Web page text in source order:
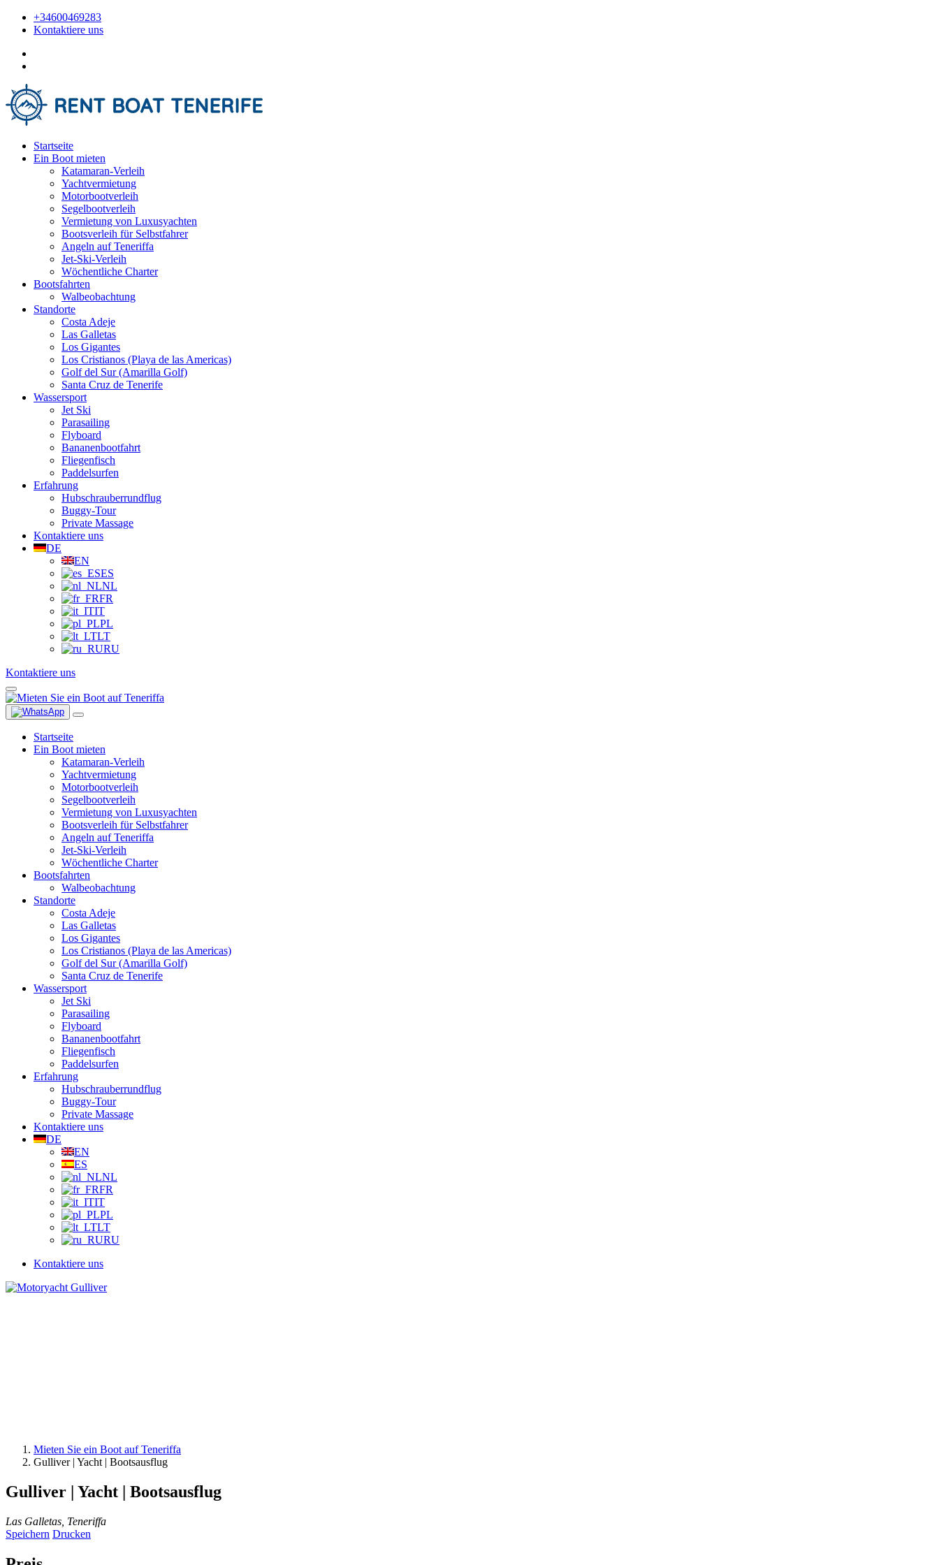
+34600469283
Kontaktiere uns
Startseite
Ein Boot mieten
Katamaran-Verleih
Yachtvermietung
Motorbootverleih
Segelbootverleih
Vermietung von Luxusyachten
Bootsverleih für Selbstfahrer
Angeln auf Teneriffa
Jet-Ski-Verleih
Wöchentliche Charter
Bootsfahrten
Walbeobachtung
Standorte
Costa Adeje
Las Galletas
Los Gigantes
Los Cristianos (Playa de las Americas)
Golf del Sur (Amarilla Golf)
Santa Cruz de Tenerife
Wassersport
Jet Ski
Parasailing
Flyboard
Bananenbootfahrt
Fliegenfisch
Paddelsurfen
Erfahrung
Hubschrauberrundflug
Buggy-Tour
Private Massage
Kontaktiere uns
DE
EN
ES
NL
FR
IT
PL
LT
RU
Kontaktiere uns
Startseite
Ein Boot mieten
Katamaran-Verleih
Yachtvermietung
Motorbootverleih
Segelbootverleih
Vermietung von Luxusyachten
Bootsverleih für Selbstfahrer
Angeln auf Teneriffa
Jet-Ski-Verleih
Wöchentliche Charter
Bootsfahrten
Walbeobachtung
Standorte
Costa Adeje
Las Galletas
Los Gigantes
Los Cristianos (Playa de las Americas)
Golf del Sur (Amarilla Golf)
Santa Cruz de Tenerife
Wassersport
Jet Ski
Parasailing
Flyboard
Bananenbootfahrt
Fliegenfisch
Paddelsurfen
Erfahrung
Hubschrauberrundflug
Buggy-Tour
Private Massage
Kontaktiere uns
DE
EN
ES
NL
FR
IT
PL
LT
RU
Kontaktiere uns
Mieten Sie ein Boot auf Teneriffa
Gulliver | Yacht | Bootsausflug
Gulliver | Yacht | Bootsausflug
Las Galletas, Teneriffa
Speichern Drucken